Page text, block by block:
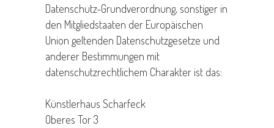
Datenschutz-Grundverordnung, sonstiger in
den Mitgliedstaaten der Europäischen
Union geltenden Datenschutzgesetze und
anderer Bestimmungen mit
datenschutzrechtlichem Charakter ist das:
Künstlerhaus Scharfeck
Oberes Tor 3